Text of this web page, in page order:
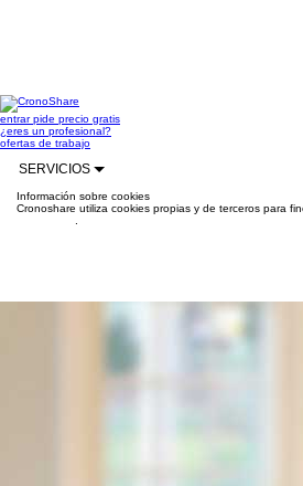
entrarpide precio gratis
¿eres un profesional?
ofertas de trabajo
SERVICIOS
Información sobre cookies
Cronoshare utiliza cookies propias y de terceros para